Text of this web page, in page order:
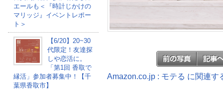
エールも＜『時計じかけの
マリッジ』イベントレポー
ト＞
【6/20】20~30
代限定！友達探
しや恋活に。
「第1回 香取で
縁活」参加者募集中！【千
葉県香取市】
Amazon.co.jp : モテる に関連す